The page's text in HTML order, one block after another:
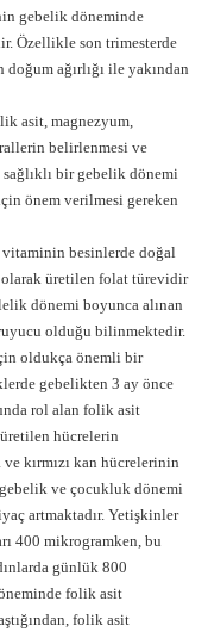
gebelik döneminde
Özellikle son trimesterde
ağırlığı ile yakından
asit, magnezyum,
belirlenmesi ve
bir gebelik dönemi
önem verilmesi gereken
besinlerde doğal
üretilen folat türevidir
dönemi boyunca alınan
olduğu bilinmektedir.
oldukça önemli bir
gebelikten 3 ay önce
rol alan folik asit
hücrelerin
kırmızı kan hücrelerinin
ve çocukluk dönemi
artmaktadır. Yetişkinler
400 mikrogramken, bu
günlük 800
folik asit
folik asit